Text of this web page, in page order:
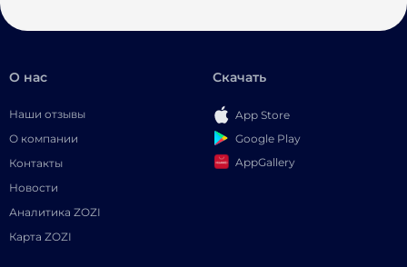
О нас
Наши отзывы
О компании
Контакты
Новости
Аналитика ZOZI
Карта ZOZI
Скачать
App Store
Google Play
AppGallery